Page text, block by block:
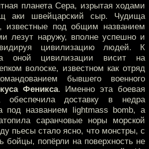
планета Сера, изрытая ходами
аки швейцарский сыр. Чудища
известные под общим названием
лезут наружу, вполне успешно и
цивилизацию людей. К
оной цивилизации висит на
волоске, известном как отряд
бывшего военного
Феникса. Именно эта боевая
обеспечила доставку в недра
под названием lightmass bomb, а
саранчовые норы морской
пьесы стало ясно, что монстры, с
бойцы, попёрли на поверхность не